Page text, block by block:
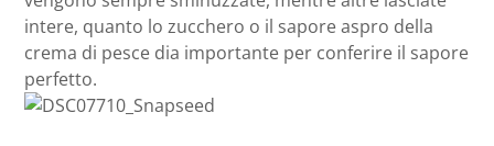
intere, quanto lo zucchero o il sapore aspro della
crema di pesce dia importante per conferire il sapore
perfetto.